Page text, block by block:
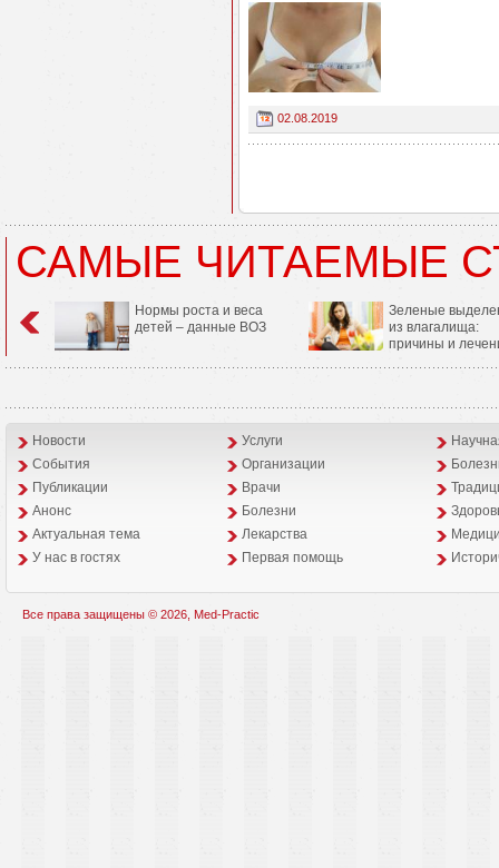
02.08.2019
САМЫЕ ЧИТАЕМЫЕ
Нормы роста и веса
детей – данные ВОЗ
Зеленые
из влагалища:
причины и
Новости Услуги
События
Организации
Публикации
Врачи
Анонс
Болезни
Aктуальная тема
Лекарства
У нас в гостях
Первая помощь
Все права защищены © 2026, Med-Practic